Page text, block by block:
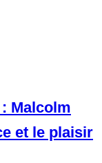
Malcolm
et le plaisir